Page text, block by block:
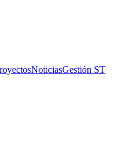
NoticiasGestión ST